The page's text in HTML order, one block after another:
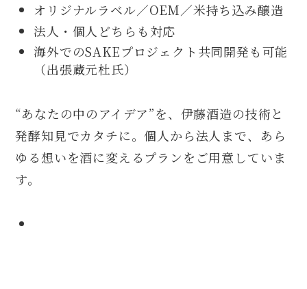
オリジナルラベル／OEM／米持ち込み醸造
法人・個人どちらも対応
海外でのSAKEプロジェクト共同開発も可能
（出張蔵元杜氏）
“あなたの中のアイデア”を、伊藤酒造の技術と
発酵知見でカタチに。個人から法人まで、あら
ゆる想いを酒に変えるプランをご用意していま
す。